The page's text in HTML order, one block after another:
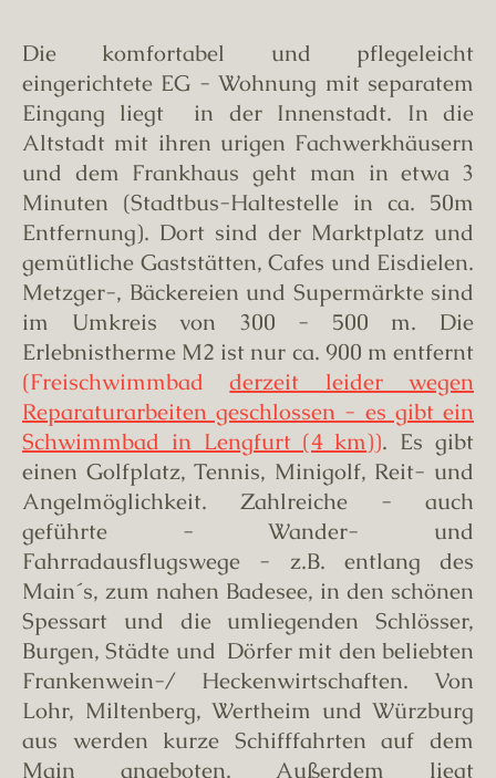
Die komfortabel und pflegeleicht
eingerichtete EG - Wohnung mit separatem
Eingang liegt in der Innenstadt. In die
Altstadt mit ihren urigen Fachwerkhäusern
und dem Frankhaus geht man in etwa 3
Minuten (Stadtbus-Haltestelle in ca. 50m
Entfernung). Dort sind der Marktplatz und
gemütliche Gaststätten, Cafes und Eisdielen.
Metzger-, Bäckereien und Supermärkte sind
im Umkreis von 300 - 500 m. Die
Erlebnistherme M2 ist nur ca. 900 m entfernt
(Freischwimmbadderzeit leider wegen
Reparaturarbeiten geschlossen - es gibt ein
Schwimmbad in Lengfurt (4 km)). Es gibt
einen Golfplatz, Tennis, Minigolf, Reit- und
Angelmöglichkeit. Zahlreiche - auch
geführte - Wander- und
Fahrradausflugswege - z.B. entlang des
Main´s, zum nahen Badesee, in den schönen
Spessart und die umliegenden Schlösser,
Burgen, Städte und Dörfer mit den beliebten
Frankenwein-/ Heckenwirtschaften. Von
Lohr, Miltenberg, Wertheim und Würzburg
aus werden kurze Schifffahrten auf dem
Main angeboten. Außerdem liegt